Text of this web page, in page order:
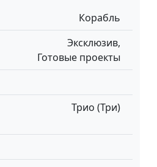
Корабль
Эксклюзив,
Готовые проекты
Трио (Три)